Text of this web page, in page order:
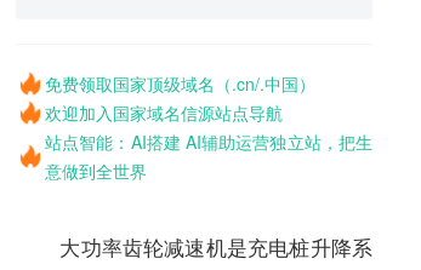
免费领取国家顶级域名（.cn/.中国）
欢迎加入国家域名信源站点导航
站点智能：AI搭建 AI辅助运营独立站，把生
意做到全世界
大功率齿轮减速机是充电桩升降系